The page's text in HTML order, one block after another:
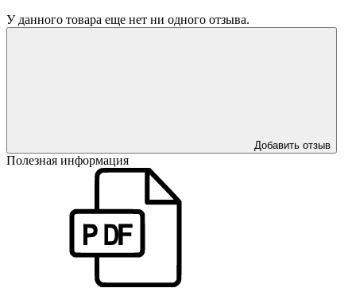
У данного товара еще нет ни одного отзыва.
Добавить отзыв
Полезная информация